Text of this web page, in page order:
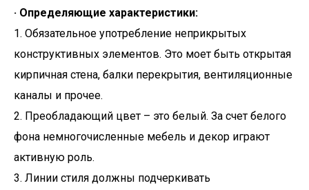
· Определяющие характеристики:
1. Обязательное употребление неприкрытых
конструктивных элементов. Это моет быть открытая
кирпичная стена, балки перекрытия, вентиляционные
каналы и прочее.
2. Преобладающий цвет – это белый. За счет белого
фона немногочисленные мебель и декор играют
активную роль.
3. Линии стиля должны подчеркивать